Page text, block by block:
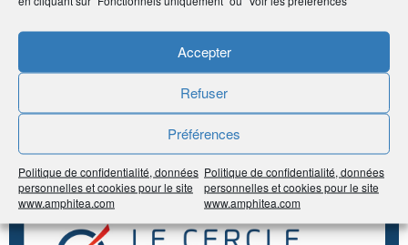
Accepter
Refuser
Préférences
Politique de confidentialité, données
personnelles et cookies pour le site
www.amphitea.com
Politique de confidentialité, données
personnelles et cookies pour le site
www.amphitea.com
Partager
À voir surle même
sujet
#Épargne